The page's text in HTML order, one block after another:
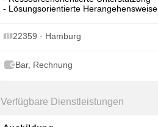
- Lösungsorientierte Herangehensweise
22359 · Hamburg
Bar, Rechnung
Verfügbare Dienstleistungen